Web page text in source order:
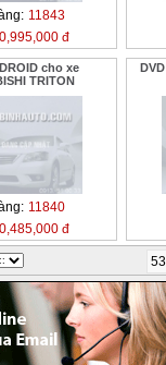
11843
đ
cho xe
TRITON
11840
đ